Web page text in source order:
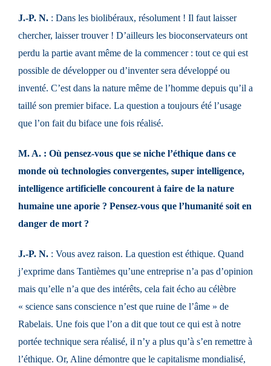
J.-P. N. : Dans les biolibéraux, résolument ! Il faut laisser
chercher, laisser trouver ! D’ailleurs les bioconservateurs ont
perdu la partie avant même de la commencer : tout ce qui est
possible de développer ou d’inventer sera développé ou
inventé. C’est dans la nature même de l’homme depuis qu’il a
taillé son premier biface. La question a toujours été l’usage
que l’on fait du biface une fois réalisé.
M. A. : Où pensez-vous que se niche l’éthique dans ce
monde où technologies convergentes, super intelligence,
intelligence artificielle concourent à faire de la nature
humaine une aporie ? Pensez-vous que l’humanité soit en
danger de mort ?
J.-P. N. : Vous avez raison. La question est éthique. Quand
j’exprime dans Tantièmes qu’une entreprise n’a pas d’opinion
mais qu’elle n’a que des intérêts, cela fait écho au célèbre
« science sans conscience n’est que ruine de l’âme » de
Rabelais. Une fois que l’on a dit que tout ce qui est à notre
portée technique sera réalisé, il n’y a plus qu’à s’en remettre à
l’éthique. Or, Aline démontre que le capitalisme mondialisé,